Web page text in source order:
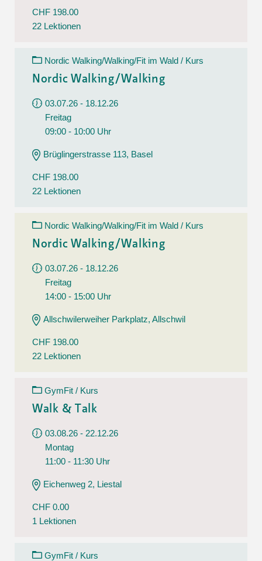
CHF 198.00
22 Lektionen
Nordic Walking/Walking/Fit im Wald / Kurs
Nordic Walking/Walking
03.07.26 - 18.12.26
Freitag
09:00 - 10:00 Uhr
Brüglingerstrasse 113, Basel
CHF 198.00
22 Lektionen
Nordic Walking/Walking/Fit im Wald / Kurs
Nordic Walking/Walking
03.07.26 - 18.12.26
Freitag
14:00 - 15:00 Uhr
Allschwilerweiher Parkplatz, Allschwil
CHF 198.00
22 Lektionen
GymFit / Kurs
Walk & Talk
03.08.26 - 22.12.26
Montag
11:00 - 11:30 Uhr
Eichenweg 2, Liestal
CHF 0.00
1 Lektionen
GymFit / Kurs